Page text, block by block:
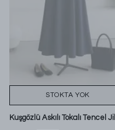
STOKTA YOK